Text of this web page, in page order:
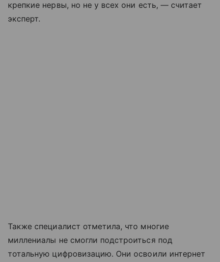
крепкие нервы, но не у всех они есть, — считает
эксперт.
Также специалист отметила, что многие
миллениалы не смогли подстроиться под
тотальную цифровизацию. Они освоили интернет